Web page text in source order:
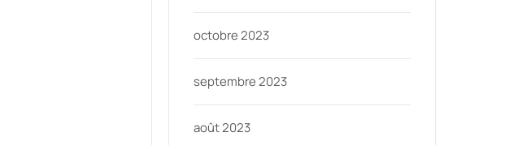
octobre 2023
septembre 2023
août 2023